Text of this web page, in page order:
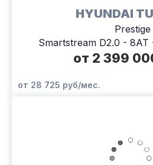
HYUNDAI
Prestige
Smartstream D2.0 - 8AT
от 2 399
от 28 725 руб/мес.